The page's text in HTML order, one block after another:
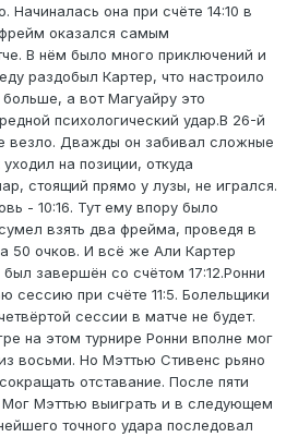
Начиналась она при счёте 14:10 в
оказался самым
В нём было много приключений и
раздобыл Картер, что настроило
а вот Магуайру это
психологический удар.В 26-й
везло. Дважды он забивал сложные
на позиции, откуда
стоящий прямо у лузы, не игрался.
- 10:16. Тут ему впору было
взять два фрейма, проведя в
50 очков. И всё же Али Картер
завершён со счётом 17:12.Ронни
сессию при счёте 11:5. Болельщики
сессии в матче не будет.
на этом турнире Ронни вполне мог
восьми. Но Мэттью Стивенс рьяно
отставание. После пяти
Мог Мэттью выиграть и в следующем
точного удара последовал